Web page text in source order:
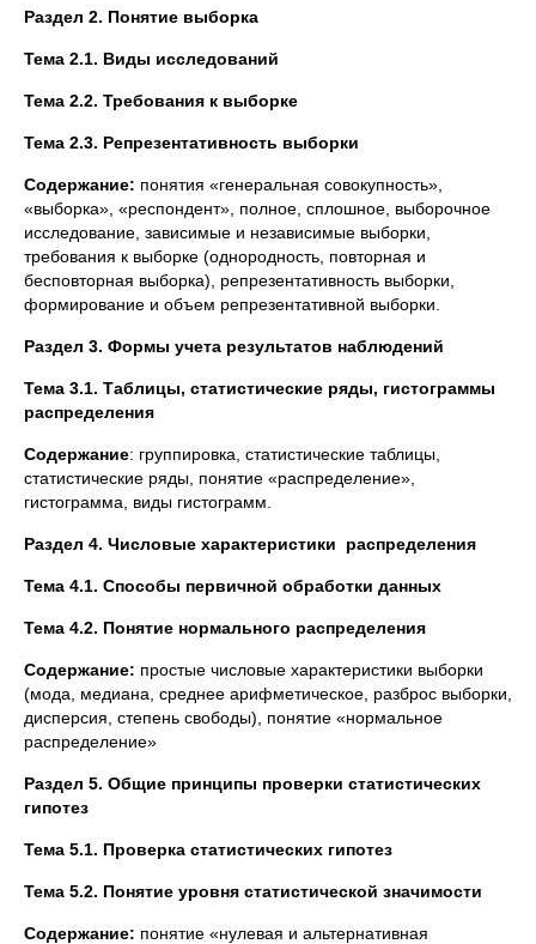
Раздел 2. Понятие выборка
Тема 2.1. Виды исследований
Тема 2.2. Требования к выборке
Тема 2.3. Репрезентативность выборки
Содержание: понятия «генеральная совокупность»,
«выборка», «респондент», полное, сплошное, выборочное
исследование, зависимые и независимые выборки,
требования к выборке (однородность, повторная и
бесповторная выборка), репрезентативность выборки,
формирование и объем репрезентативной выборки.
Раздел 3. Формы учета результатов наблюдений
Тема 3.1. Таблицы, статистические ряды, гистограммы
распределения
Содержание: группировка, статистические таблицы,
статистические ряды, понятие «распределение»,
гистограмма, виды гистограмм.
Раздел 4. Числовые характеристики распределения
Тема 4.1. Способы первичной обработки данных
Тема 4.2. Понятие нормального распределения
Содержание: простые числовые характеристики выборки
(мода, медиана, среднее арифметическое, разброс выборки,
дисперсия, степень свободы), понятие «нормальное
распределение»
Раздел 5. Общие принципы проверки статистических
гипотез
Тема 5.1. Проверка статистических гипотез
Тема 5.2. Понятие уровня статистической значимости
Содержание: понятие «нулевая и альтернативная